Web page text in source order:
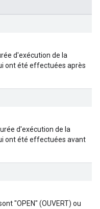
d'exécution de la
ont été effectuées après
d'exécution de la
ont été effectuées avant
"OPEN" (OUVERT) ou